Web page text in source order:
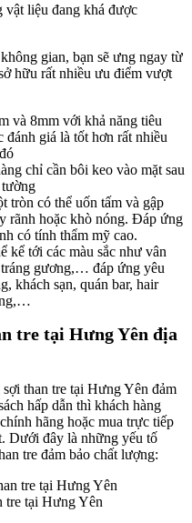
vật liệu đang khá được
gian, bạn sẽ ưng ngay từ
hữu rất nhiều ưu điểm vượt
và 8mm với khả năng tiêu
đánh giá là tốt hơn rất nhiều
chỉ cần bôi keo vào mặt sau
tròn có thể uốn tấm và gập
rãnh hoặc khò nóng. Đáp ứng
có tính thẩm mỹ cao.
kể tới các màu sắc như vân
gương,… đáp ứng yêu
khách sạn, quán bar, hair
tre tại Hưng Yên địa
than tre tại Hưng Yên đảm
hấp dẫn thì khách hàng
hãng hoặc mua trực tiếp
Dưới đây là những yếu tố
tre đảm bảo chất lượng:
tre tại Hưng Yên